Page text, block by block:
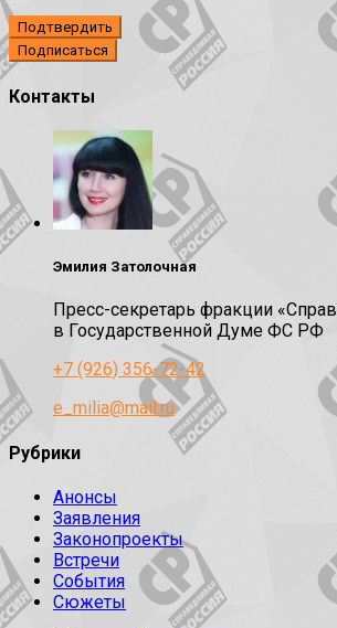
Подтвердить
Контакты
Эмилия Затолочная
Пресс-секретарь фракции
в Государственной Думе ФС РФ
+7 (926) 356-72-42
e_milia@mail.ru
Рубрики
Анонсы
Заявления
Законопроекты
Встречи
События
Сюжеты